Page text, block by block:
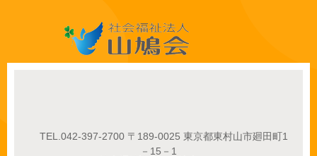
社会福祉法人山鳩会
TEL. 042-397-2700 〒189-0025 東京都東村山市廻田町1
－15－1